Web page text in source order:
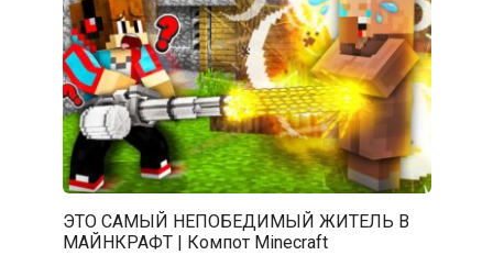
ЭТО САМЫЙ НЕПОБЕДИМЫЙ ЖИТЕЛЬ В
МАЙНКРАФТ | Компот Minecraft